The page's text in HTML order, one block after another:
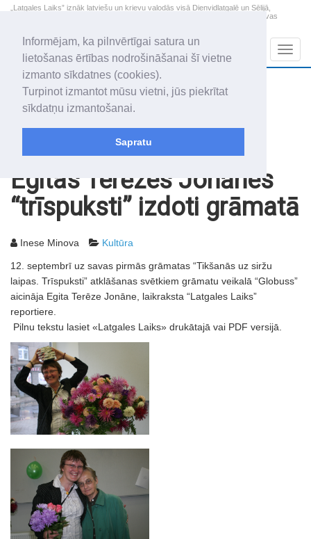
Informējam, ka pilnvērtīgai satura un
lietošanas ērtības nodrošināšanai šī vietne
izmanto sīkdatnes (cookies).
Turpinot izmantot mūsu vietni, jūs piekrītat
sīkdatņu izmantošanai.
Sapratu
„Latgales Laiks” iznāk latviešu un krievu valodās visā Dienvidlatgalē un Sēlijā,
„Latgales Laiks” latviešu valodā aptver Daugavpils valstspilsētu, Augšdaugavas
2026. gada 9. augusts
Svētdiena
Genovefa, Genoveva, Madara
+20.3
Egitas Terēzes Jonānes
“trīspuksti” izdoti grāmatā
Inese Minova Kultūra
12. septembrī uz savas pirmās grāmatas “Tikšanās uz siržu
laipas. Trīspuksti” atklāšanas svētkiem grāmatu veikalā “Globuss”
aicināja Egita Terēze Jonāne, laikraksta “Latgales Laiks”
reportiere.
Pilnu tekstu lasiet «Latgales Laiks» drukātajā vai PDF versijā.